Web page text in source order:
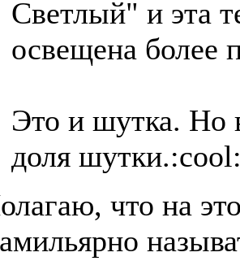
Светлый" и эта
освещена более
Это и шутка. Но
доля
что на